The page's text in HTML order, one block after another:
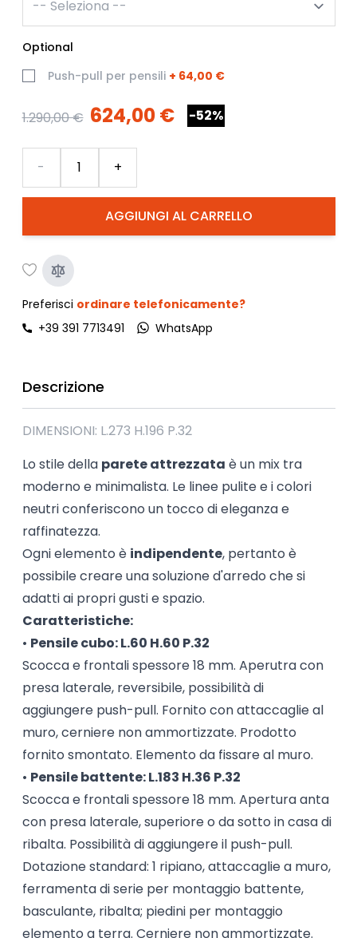
Optional
Push-pull per pensili + 64,00 €
1.290,00 € 624,00 € -52%
AGGIUNGI AL CARRELLO
- +
Preferisci ordinare telefonicamente?
+39 391 7713491
WhatsApp
Descrizione
DIMENSIONI: L.273 H.196 P.32
Lo stile della parete attrezzata è un mix tra
moderno e minimalista. Le linee pulite e i colori
neutri conferiscono un tocco di eleganza e
raffinatezza.
Ogni elemento è indipendente, pertanto è
possibile creare una soluzione d'arredo che si
adatti ai propri gusti e spazio.
Caratteristiche:
• Pensile cubo: L.60 H.60 P.32
Scocca e frontali spessore 18 mm. Aperutra con
presa laterale, reversibile, possibilità di
aggiungere push-pull. Fornito con attaccaglie al
muro, cerniere non ammortizzate. Prodotto
fornito smontato. Elemento da fissare al muro.
• Pensile battente: L.183 H.36 P.32
Scocca e frontali spessore 18 mm. Apertura anta
con presa laterale, superiore o da sotto in casa di
ribalta. Possibilità di aggiungere il push-pull.
Dotazione standard: 1 ripiano, attaccaglie a muro,
ferramenta di serie per montaggio battente,
basculante, ribalta; piedini per montaggio
elemento a terra. Cerniere non ammortizzate.